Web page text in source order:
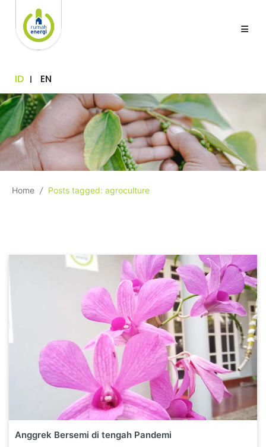
ID EN
Home / Posts tagged: agroculture
Anggrek Bersemi di tengah Pandemi